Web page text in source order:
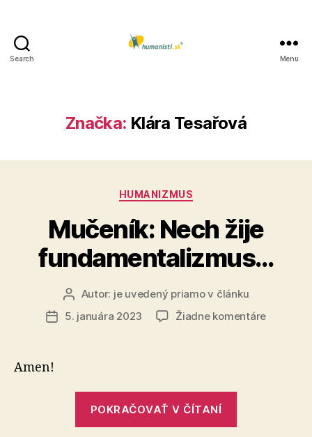
Search Menu
Značka: Klára Tesařová
Kategórie
HUMANIZMUS
Mučeník: Nech žije
fundamentalizmus…
Autor
článku
Autor: je uvedený priamo v článku
Dátum
5. januára 2023 Žiadne komentárena
Amen!
POKRAČOVAŤ V ČÍTANÍ